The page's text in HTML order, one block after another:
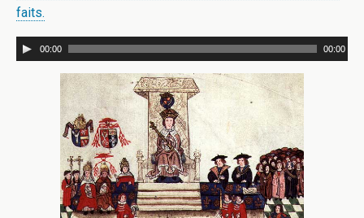
faits.
00:00 00:00